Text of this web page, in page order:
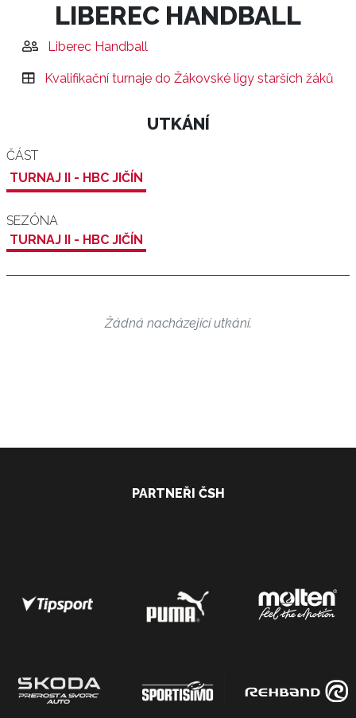
LIBEREC HANDBALL
Liberec Handball
Kvalifikační turnaje do Žákovské ligy starších žáků
UTKÁNÍ
ČÁST
TURNAJ II - HBC JIČÍN
SEZÓNA
TURNAJ II - HBC JIČÍN
Žádná nacházející utkání.
PARTNEŘI ČSH